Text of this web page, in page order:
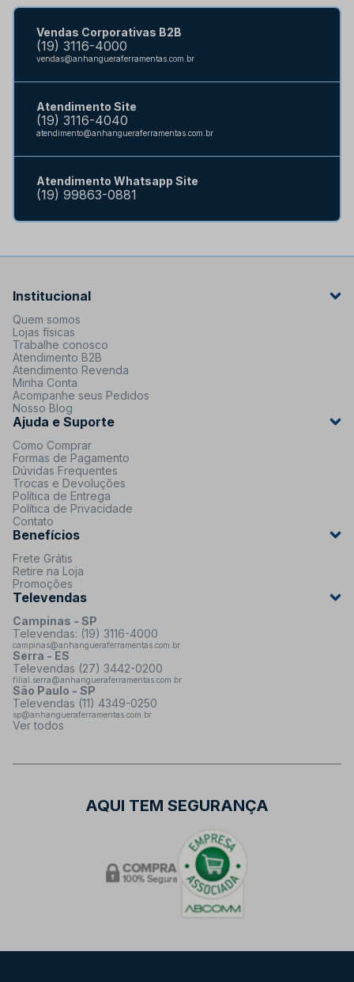
Vendas Corporativas B2B
(19) 3116-4000
vendas@anhangueraferramentas.com.br
Atendimento Site
(19) 3116-4040
atendimento@anhangueraferramentas.com.br
Atendimento Whatsapp Site
(19) 99863-0881
Institucional
Quem somos
Lojas físicas
Trabalhe conosco
Atendimento B2B
Atendimento Revenda
Minha Conta
Acompanhe seus Pedidos
Nosso Blog
Ajuda e Suporte
Como Comprar
Formas de Pagamento
Dúvidas Frequentes
Trocas e Devoluções
Política de Entrega
Política de Privacidade
Contato
Benefícios
Frete Grátis
Retire na Loja
Promoções
Televendas
Campinas - SP
Televendas: (19) 3116-4000
campinas@anhangueraferramentas.com.br
Serra - ES
Televendas (27) 3442-0200
filial.serra@anhangueraferramentas.com.br
São Paulo - SP
Televendas (11) 4349-0250
sp@anhangueraferramentas.com.br
Ver todos
AQUI TEM SEGURANÇA